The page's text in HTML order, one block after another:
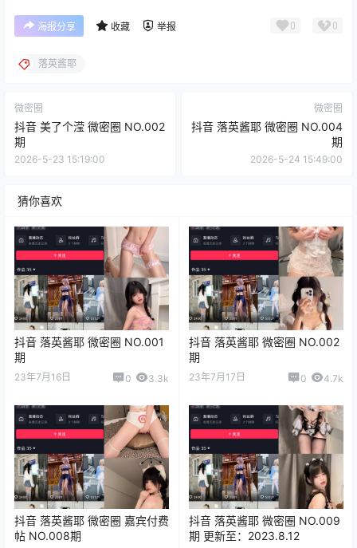
海报分享 收藏 举报 0 0
落英酱耶
微密圈
抖音 美了个滢 微密圈 NO.002
期
2026-5-23 15:19:00
微密圈
抖音 落英酱耶 微密圈 NO.004
期
2026-5-24 15:49:00
猜你喜欢
抖音 落英酱耶 微密圈 NO.001
期
23年7月16日 0 3.3k
抖音 落英酱耶 微密圈 NO.002
期
23年7月17日 0 4.7k
抖音 落英酱耶 微密圈 嘉宾付费
帖 NO.008期
抖音 落英酱耶 微密圈 NO.009
期 更新至：2023.8.12